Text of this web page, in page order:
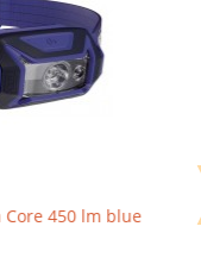
450 lm blue